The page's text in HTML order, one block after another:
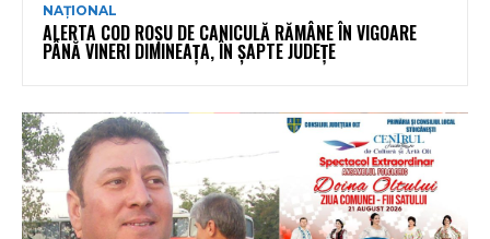
NAȚIONAL
ALERTA COD ROȘU DE CANICULĂ RĂMÂNE ÎN VIGOARE
PÂNĂ VINERI DIMINEAȚA, ÎN ȘAPTE JUDEȚE